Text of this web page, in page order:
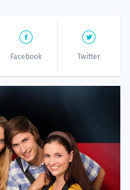
Facebook Twitter